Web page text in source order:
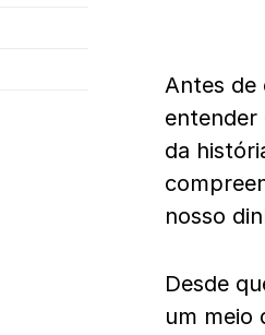
Antes de
entender
da
nosso
Desde
um meio